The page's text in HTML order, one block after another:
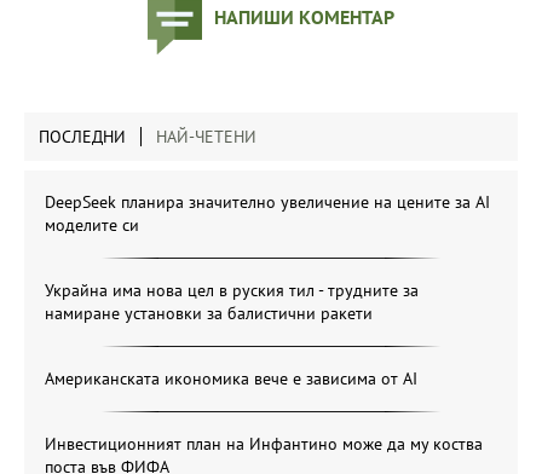
НАПИШИ КОМЕНТАР
ПОСЛЕДНИ НАЙ-ЧЕТЕНИ
DeepSeek планира значително увеличение на цените за AI
моделите си
Украйна има нова цел в руския тил - трудните за
намиране установки за балистични ракети
Американската икономика вече е зависима от АІ
Инвестиционният план на Инфантино може да му коства
поста във ФИФА